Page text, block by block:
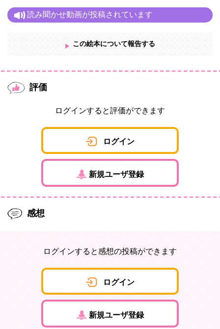
読み聞かせ動画が投稿されています
この絵本について報告する
評価
ログインすると評価ができます
ログイン
新規ユーザ登録
感想
ログインすると感想の投稿ができます
ログイン
新規ユーザ登録